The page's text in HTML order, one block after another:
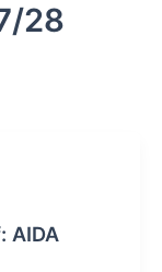
28
AIDA